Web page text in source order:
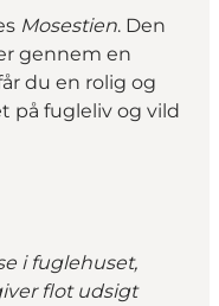
Mosestien. Den
gennem en
du en rolig og
på fugleliv og vild
i fuglehuset,
flot udsigt